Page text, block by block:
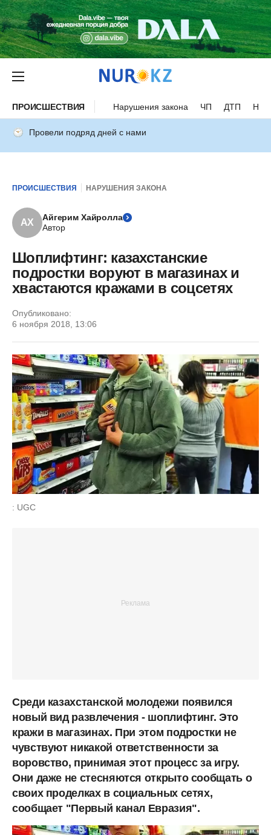
ПРОИСШЕСТВИЯ Нарушения закона ЧП ДТП
Провели подряд дней с нами
ПРОИСШЕСТВИЯ НАРУШЕНИЯ ЗАКОНА
АХ
Айгерим Хайролла
Автор
Шоплифтинг: казахстанские
подростки воруют в магазинах и
хвастаются кражами в соцсетях
Опубликовано:
6 ноября 2018, 13:06
: UGC
Среди казахстанской молодежи появился
новый вид развлечения - шоплифтинг. Это
кражи в магазинах. При этом подростки не
чувствуют никакой ответственности за
воровство, принимая этот процесс за игру.
Они даже не стесняются открыто сообщать о
своих проделках в социальных сетях,
сообщает "Первый канал Евразия".